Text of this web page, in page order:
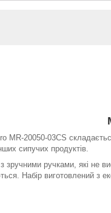
MR-20050-03CS
сипучих продуктів.
зручними ручками, які не
Набір виготовлений з